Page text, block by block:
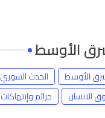
الأوسط
الحدث السوري
الأوسط
جرائم وإنتهاكات الانسان